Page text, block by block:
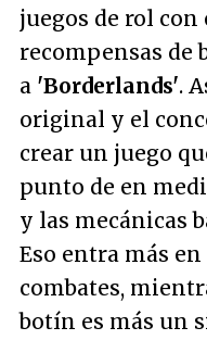
juegos de rol con
recompensas de
a 'Borderlands'.
original y el
crear un juego
punto de en
y las mecánicas
Eso entra más
combates,
botín es más un